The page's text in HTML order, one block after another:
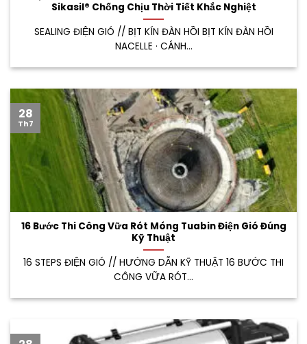
Sikasil® Chống Chịu Thời Tiết Khắc Nghiệt
SEALING ĐIỆN GIÓ // BỊT KÍN ĐÀN HỒI BỊT KÍN ĐÀN HỒI
NACELLE · CÁNH...
16 Bước Thi Công Vữa Rót Móng Tuabin Điện Gió Đúng
Kỹ Thuật
16 STEPS ĐIỆN GIÓ // HƯỚNG DẪN KỸ THUẬT 16 BƯỚC THI
CÔNG VỮA RÓT...
28
Th7